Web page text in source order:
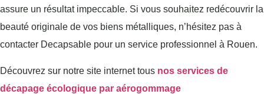
assure un résultat impeccable. Si vous souhaitez redécouvrir la
beauté originale de vos biens métalliques, n’hésitez pas à
contacter Decapsable pour un service professionnel à Rouen.
Découvrez sur notre site internet tous nos services de
décapage écologique par aérogommage